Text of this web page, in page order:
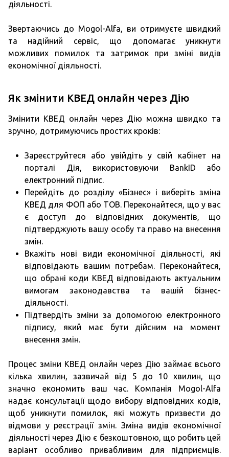
діяльності.
Звертаючись до Mogol-Alfa, ви отримуєте швидкий
та надійний сервіс, що допомагає уникнути
можливих помилок та затримок при зміні видів
економічної діяльності.
Як змінити КВЕД онлайн через Дію
Змінити КВЕД онлайн через Дію можна швидко та
зручно, дотримуючись простих кроків:
Зареєструйтеся або увійдіть у свій кабінет на
порталі Дія, використовуючи BankID або
електронний підпис.
Перейдіть до розділу «Бізнес» і виберіть зміна
КВЕД для ФОП або ТОВ. Переконайтеся, що у вас
є доступ до відповідних документів, що
підтверджують вашу особу та право на внесення
змін.
Вкажіть нові види економічної діяльності, які
відповідають вашим потребам. Переконайтеся,
що обрані коди КВЕД відповідають актуальним
вимогам законодавства та вашій бізнес-
діяльності.
Підтвердіть зміни за допомогою електронного
підпису, який має бути дійсним на момент
внесення змін.
Процес зміни КВЕД онлайн через Дію займає всього
кілька хвилин, зазвичай від 5 до 10 хвилин, що
значно економить ваш час. Компанія Mogol-Alfa
надає консультації щодо вибору відповідних кодів,
щоб уникнути помилок, які можуть призвести до
відмови у реєстрації змін. Зміна видів економічної
діяльності через Дію є безкоштовною, що робить цей
варіант особливо привабливим для підприємців.